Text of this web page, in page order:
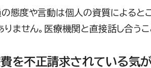
態度や言動は個人の資質によると
りません。医療機関と直接話し合うこ
を不正請求されている気が